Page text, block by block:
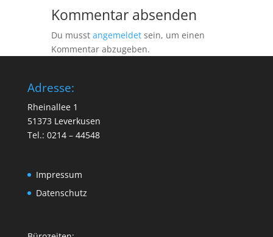
Kommentar absenden
Du musst angemeldet sein, um einen
Kommentar abzugeben.
Adresse:
Rheinallee 1
51373 Leverkusen
Tel.: 0214 – 44548
Impressum
Datenschutz